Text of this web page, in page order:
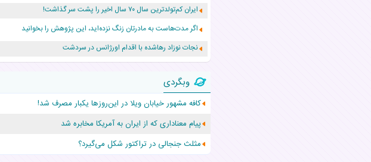
ایران کم‌تولدترین سال ۷۰ سال اخیر را پشت سر گذاشت!
اگر مدت‌هاست به مادرتان زنگ نزده‌اید، این پژوهش را بخوانید
نجات نوزاد رهاشده با اقدام اورژانس در سردشت
زن ۲۴ ساله پس از درمان سرطان رحم، مادر شد
افزایش قد این دختر، چند میلیون دلار برای پدرش خرج داشته
حرکت غیرقانونی یک پرستار، جان دوقلوها را نجات داد!
وبگردی
کافه مشهور خیابان ویلا در این‌روزها یکبار مصرف شد!
پیام معناداری که از ایران به آمریکا مخابره شد
مثلث جنجالی در تراکتور شکل می‌گیرد؟